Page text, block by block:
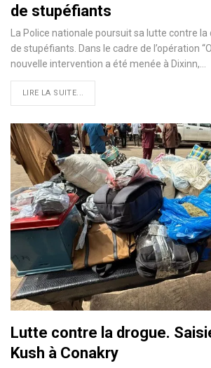
de stupéfiants
La Police nationale poursuit sa lutte contre
de stupéfiants. Dans le cadre de l’opération
nouvelle intervention a été menée à Dixinn,…
LIRE LA SUITE...
Lutte contre la drogue.
Kush à Conakry